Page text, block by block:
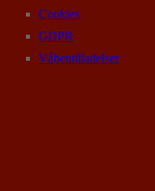
Cookies
GDPR
Våbentilladelser